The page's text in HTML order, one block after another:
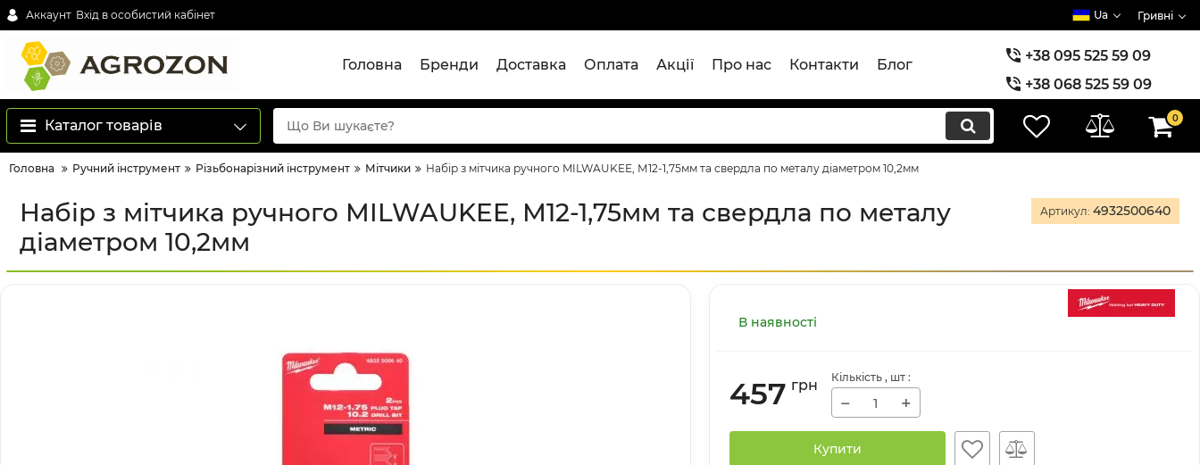
Аккаунт Вхід в особистий кабінет Ua Гривні
Головна Бренди Доставка Оплата Акції Про нас Контакти Блог
+38 095 525 59 09
+38 068 525 59 09
+38 073 525 59 09
Каталог товарів 0
Головна Ручний інструмент Різьбонарізний інструмент Мітчики Набір з мітчика ручного MILWAUKEE, М12-1,75мм та свердла по металу діаметром 10,2мм
Набір з мітчика ручного MILWAUKEE, М12-1,75мм та свердла по металу
діаметром 10,2мм
Артикул: 4932500640
В наявності
457 грн Кількість , шт :
− +
Купити